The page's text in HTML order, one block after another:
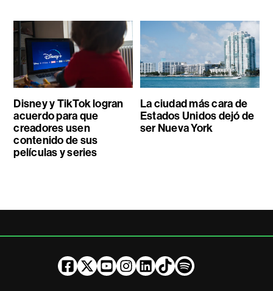
Disney y TikTok logran
acuerdo para que
creadores usen
contenido de sus
películas y series
La ciudad más cara de
Estados Unidos dejó de
ser Nueva York